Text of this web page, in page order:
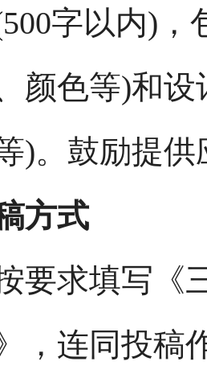
字以内)
颜色等)和
)。鼓励提
方式
要求填写《
，连同投稿